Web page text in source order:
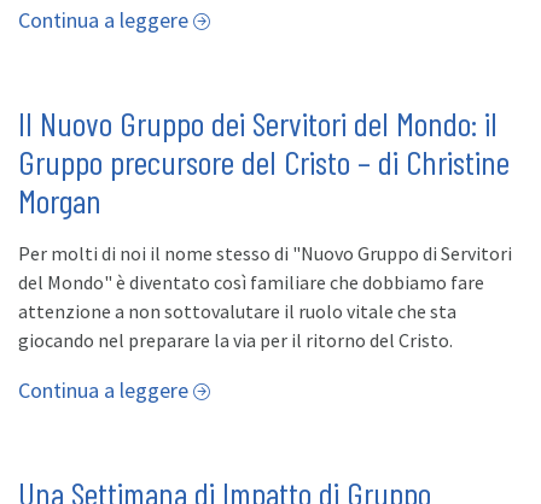
Continua a leggere
Il Nuovo Gruppo dei Servitori del Mondo: il
Gruppo precursore del Cristo – di Christine
Morgan
Per molti di noi il nome stesso di "Nuovo Gruppo di Servitori
del Mondo" è diventato così familiare che dobbiamo fare
attenzione a non sottovalutare il ruolo vitale che sta
giocando nel preparare la via per il ritorno del Cristo.
Continua a leggere
Una Settimana di Impatto di Gruppo